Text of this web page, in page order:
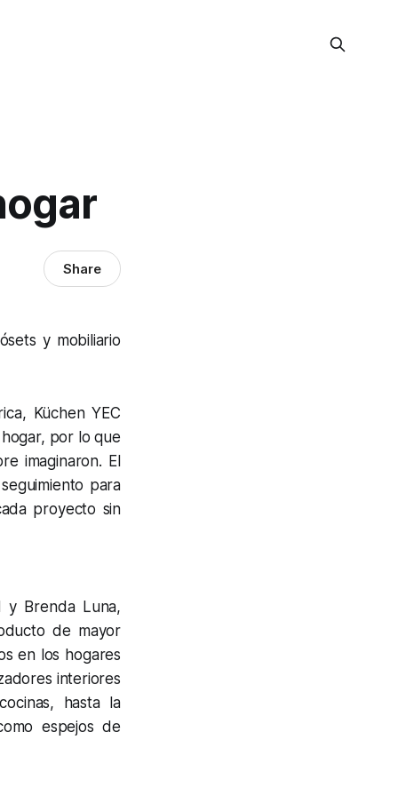
Share
y mobiliario
Küchen YEC
por lo que
imaginaron. El
para
proyecto sin
Brenda Luna,
de mayor
en los hogares
interiores
hasta la
espejos de